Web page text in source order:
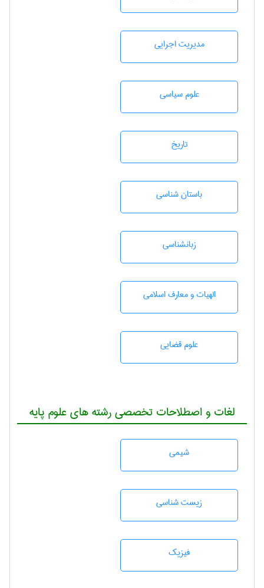
مديريت اجرايی
علوم سياسی
تاريخ
باستان شناسی
زبانشناسی
الهیات و معارف اسلامی
علوم قضایی
لغات و اصطلاحات تخصصی رشته های علوم پایه
شيمی
زيست شناسی
فیزیک